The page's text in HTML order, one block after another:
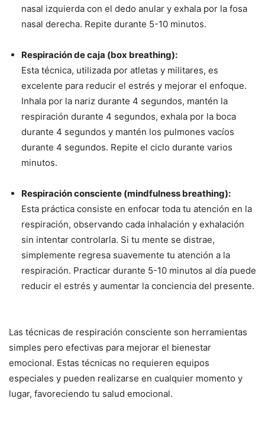
nasal izquierda con el dedo anular y exhala por la fosa
nasal derecha. Repite durante 5-10 minutos.
Respiración de caja (box breathing):
Esta técnica, utilizada por atletas y militares, es
excelente para reducir el estrés y mejorar el enfoque.
Inhala por la nariz durante 4 segundos, mantén la
respiración durante 4 segundos, exhala por la boca
durante 4 segundos y mantén los pulmones vacíos
durante 4 segundos. Repite el ciclo durante varios
minutos.
Respiración consciente (mindfulness breathing):
Esta práctica consiste en enfocar toda tu atención en la
respiración, observando cada inhalación y exhalación
sin intentar controlarla. Si tu mente se distrae,
simplemente regresa suavemente tu atención a la
respiración. Practicar durante 5-10 minutos al día puede
reducir el estrés y aumentar la conciencia del presente.
Las técnicas de respiración consciente son herramientas
simples pero efectivas para mejorar el bienestar
emocional. Estas técnicas no requieren equipos
especiales y pueden realizarse en cualquier momento y
lugar, favoreciendo tu salud emocional.